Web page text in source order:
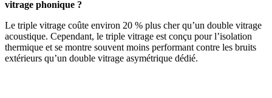
vitrage phonique ?
Le triple vitrage coûte environ 20 % plus cher qu’un double vitrage
acoustique. Cependant, le triple vitrage est conçu pour l’isolation
thermique et se montre souvent moins performant contre les bruits
extérieurs qu’un double vitrage asymétrique dédié.